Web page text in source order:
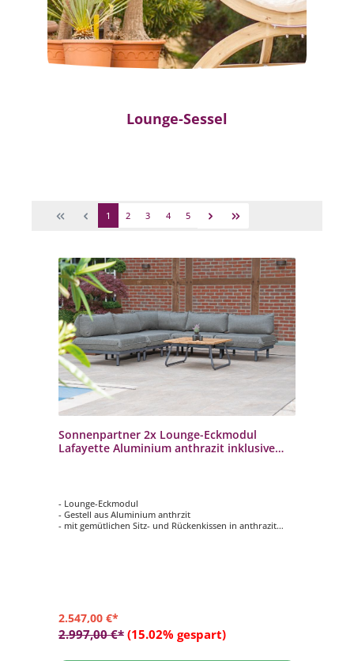
Lounge-Sessel
1 2 3 4 5
Sonnenpartner 2x Lounge-Eckmodul
Lafayette Aluminium anthrazit inklusive
- Lounge-Eckmodul
- Gestell aus Aluminium anthrzit
- mit gemütlichen Sitz- und Rückenkissen in anthrazit
2.547,00 €*
2.997,00 €* (15.02% gespart)